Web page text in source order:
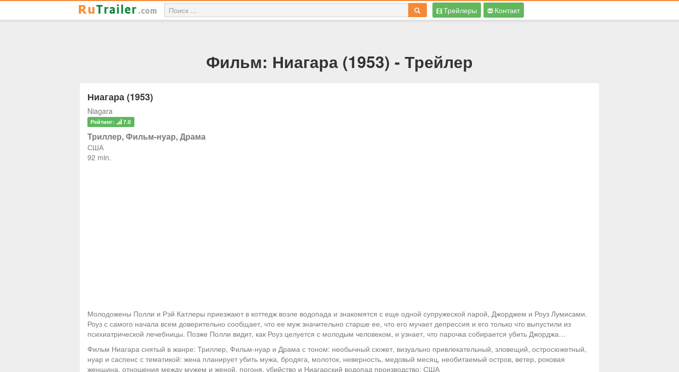
Трейлеры Контакт
Фильм: Ниагара (1953) - Трейлер
Ниагара (1953)
Niagara
Рейтинг: 7.0
Триллер, Фильм-нуар, Драма
США
92 min.
Молодожены Полли и Рэй Катлеры приезжают в коттедж возле водопада и знакомятся с еще одной супружеской парой, Джорджем и Роуз Лумисами.
Роуз с самого начала всем доверительно сообщает, что ее муж значительно старше ее, что его мучает депрессия и его только что выпустили из
психиатрической лечебницы. Позже Полли видит, как Роуз целуется с молодым человеком, и узнает, что парочка собирается убить Джорджа…
Фильм Ниагара снятый в жанре: Триллер, Фильм-нуар и Драма с тоном: необычный сюжет, визуально привлекательный, зловещий, остросюжетный,
нуар и саспенс с тематикой: жена планирует убить мужа, бродяга, молоток, неверность, медовый месяц, необитаемый остров, ветер, роковая
женщина, отношения между мужем и женой, погоня, убийство и Ниагарский водопад производство: США